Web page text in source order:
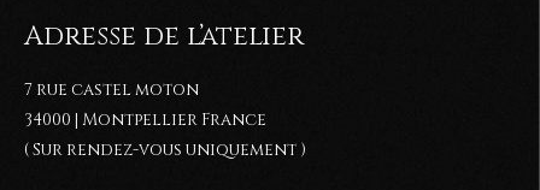
Adresse de l’atelier
7 rue castel moton
34000 | Montpellier France
( Sur rendez-vous uniquement )